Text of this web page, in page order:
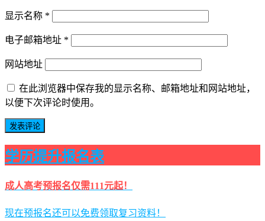
显示名称 *
电子邮箱地址 *
网站地址
在此浏览器中保存我的显示名称、邮箱地址和网站地址，
以便下次评论时使用。
学历提升报名表
成人高考预报名仅需111元起！
现在预报名还可以免费领取复习资料！